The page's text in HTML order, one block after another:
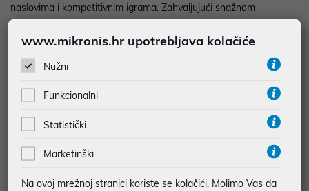
naslovima i kompetitivnim igrama. Zahvaljujući snažnom
procesoru, 32 GB DDR5 memorije i grafičkoj kartici GeForce RTX
5060 Ti 16 GB, spremna je za gaming u 1080p i 1440p rezoluciji
uz visoke detalje i visoke FPS-ove.
• Fortnite: 220–350+ FPS (Performance Mode) / 120–180 FPS
• Call of Duty: Warzone: 120–170 FPS (1080p High) / 90–130
• Counter-Strike 2: 250–400+ FPS (competitive settings)
www.mikronis.hr upotrebljava kolačiće
Nužni
Funkcionalni
Statistički
Marketinški
Na ovoj mrežnoj stranici koriste se kolačići. Molimo Vas da